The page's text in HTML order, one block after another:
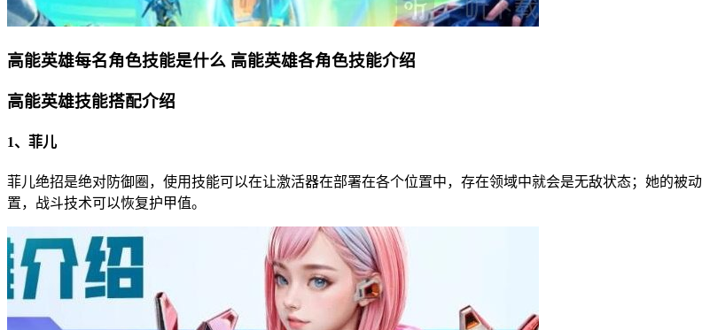
高能英雄每名角色技能是什么 高能英雄各角色技能介绍
高能英雄技能搭配介绍
1、菲儿
菲儿绝招是绝对防御圈，使用技能可以在让激活器在部署在各个位置中，存在领域中就会是无敌状态；她的被
置，战斗技术可以恢复护甲值。